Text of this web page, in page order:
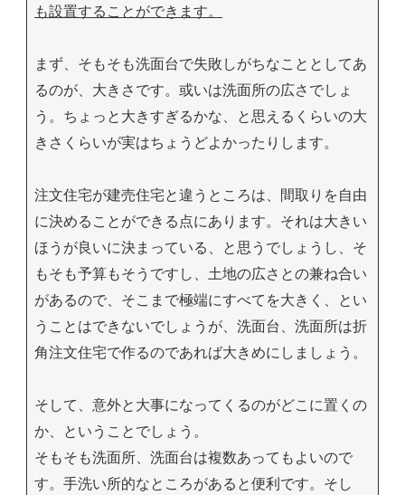
も設置することができます。
まず、そもそも洗面台で失敗しがちなこととしてあ
るのが、大きさです。或いは洗面所の広さでしょ
う。ちょっと大きすぎるかな、と思えるくらいの大
きさくらいが実はちょうどよかったりします。
注文住宅が建売住宅と違うところは、間取りを自由
に決めることができる点にあります。それは大きい
ほうが良いに決まっている、と思うでしょうし、そ
もそも予算もそうですし、土地の広さとの兼ね合い
があるので、そこまで極端にすべてを大きく、とい
うことはできないでしょうが、洗面台、洗面所は折
角注文住宅で作るのであれば大きめにしましょう。
そして、意外と大事になってくるのがどこに置くの
か、ということでしょう。
そもそも洗面所、洗面台は複数あってもよいので
す。手洗い所的なところがあると便利です。そし